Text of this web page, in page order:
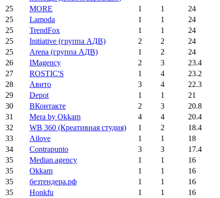
25 MORE 1 1
24
25
Lamoda 1 1
24
25
TrendFox 1 1
24
25
Initiative (группа АДВ) 2 2
24
25
Arena (группа АДВ) 1 2
24
26
IMagency 2 3
23.4
27
ROSTIC'S 1 4
23.2
28
Авито 3 4
22.3
29
Depot 1 1
21
30
ВКонтакте 2 3
20.8
31
Mera by Okkam 4 4
20.4
32
WB 360 (Креативная студия) 1 2
18.4
33
Ailove 1 1
18
34
Contrapunto 3 3
17.4
35
Median.agency 1 1
16
35
Okkam 1 1
16
35
безтендера.рф 1 1
16
35
Honkfu 1 1 16